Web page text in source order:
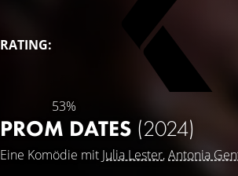
RATING:
53%
PROM DATES (2024)
Eine Komödie mit Julia Lester,Antonia